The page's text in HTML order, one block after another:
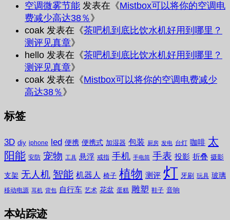
空调微雾节能 发表在《Mistbox可以将你的空调电
费减少高达38％ 》
coak 发表在《茶吧机到底比饮水机好用到哪里？
测评见真章》
hello 发表在《茶吧机到底比饮水机好用到哪里？
测评见真章》
coak 发表在《Mistbox可以将你的空调电费减少
高达38％ 》
标签
3D diy iphone led 便携 便携式 加湿器 包装 厨房 发电 台灯 咖啡 太
阳能 安防 宠物 工具 悬浮 戒指 手机 手电筒 手表 投影 折叠 摄影
支架 无人机 智能 机器人 椅子 植物 测评 灯 牙刷 玩具 玻璃
移动电源 耳机 背包 自行车 艺术 花盆 蛋糕 雕塑 鞋子 音响
本站踪迹